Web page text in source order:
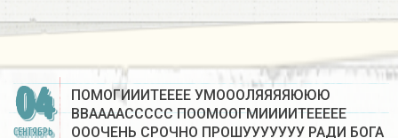
04
СЕНТЯБРЬ
ПОМОГИИИТЕЕЕЕ УМОООЛЯЯЯЯЮЮЮ
ВВААААССССС ПООМООГМИИИИТЕЕЕЕЕ
ОООЧЕНЬ СРОЧНО ПРОШУУУУУУУ РАДИ БОГА